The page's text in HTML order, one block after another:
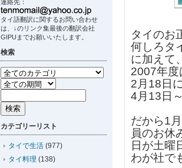
タイのお
何しろタ
に加えて
2007年度
2月18日
4月13日
だから1
員のお休
日が土曜
わが社で
連絡先：
タイ語翻訳に関するお問い合わせ
は、↓のリンク集最後の翻訳会社
GIPUまでお願いいたします。
検索
カテゴリーリスト
タイで生活 (977)
タイ料理 (138)